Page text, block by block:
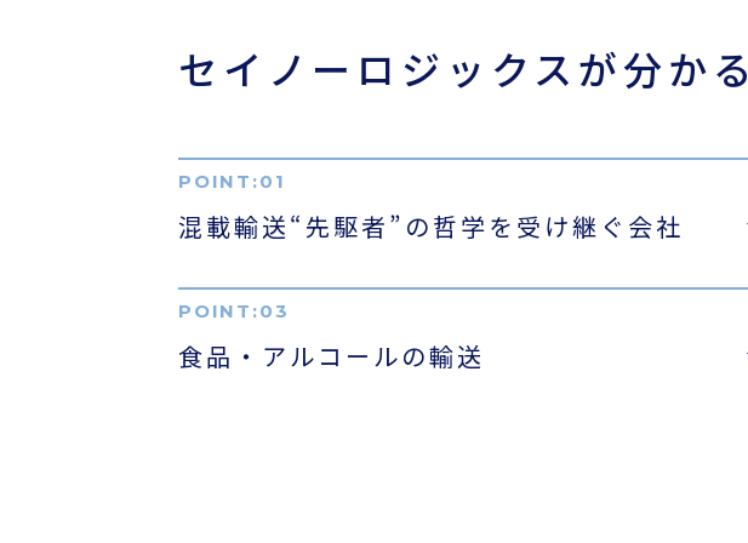
採用情報
コーヒーブレイク
今日は何の日
セイノーロジックスが分かる
混載輸送“先駆者”の哲学を 受け継ぐ会社
食品・アルコールの輸送